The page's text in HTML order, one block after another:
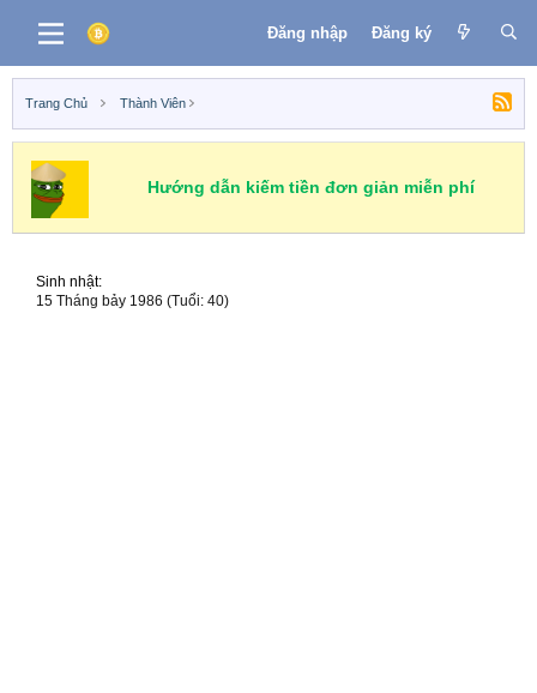
Đăng nhập Đăng ký
Trang Chủ Thành Viên
Hướng dẫn kiếm tiền đơn giản miễn phí
Sinh nhật
15 Tháng bảy 1986 (Tuổi: 40)